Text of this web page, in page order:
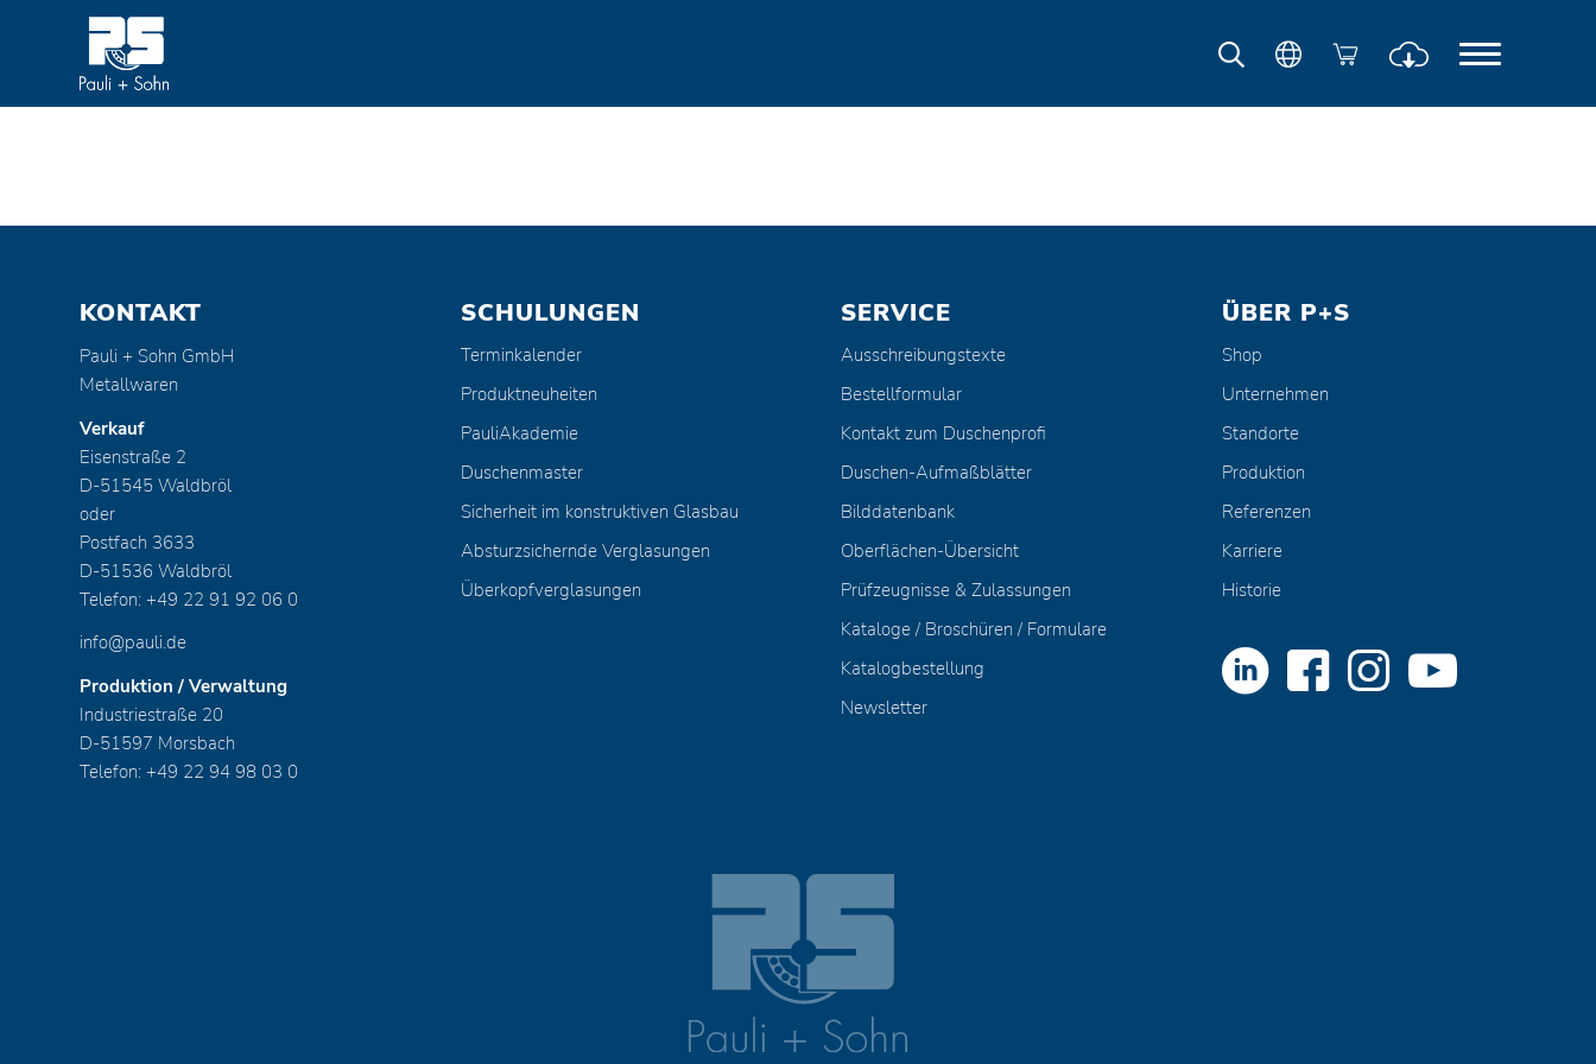
KONTAKT
Pauli + Sohn GmbH
Metallwaren
Verkauf
Eisenstraße 2
D-51545 Waldbröl
oder
Postfach 3633
D-51536 Waldbröl
Telefon: +49 22 91 92 06 0
info@pauli.de
Produktion / Verwaltung
Industriestraße 20
D-51597 Morsbach
Telefon: +49 22 94 98 03 0
SCHULUNGEN
Terminkalender
Produktneuheiten
PauliAkademie
Duschenmaster
Sicherheit im konstruktiven Glasbau
Absturzsichernde Verglasungen
Überkopfverglasungen
SERVICE
Ausschreibungstexte
Bestellformular
Kontakt zum Duschenprofi
Duschen-Aufmaßblätter
Bilddatenbank
Oberflächen-Übersicht
Prüfzeugnisse & Zulassungen
Kataloge / Broschüren / Formulare
Katalogbestellung
Newsletter
ÜBER P+S
Shop
Unternehmen
Standorte
Produktion
Referenzen
Karriere
Historie